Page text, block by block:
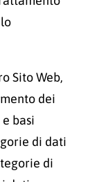
Sito Web,
dei
basi
di dati
di